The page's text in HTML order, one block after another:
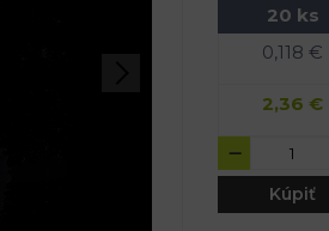
20 ks
0,118 €
2,36 €
Kúpiť